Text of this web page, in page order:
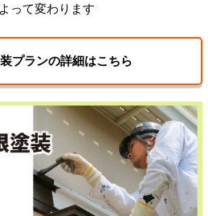
って変わります
プランの詳細はこちら